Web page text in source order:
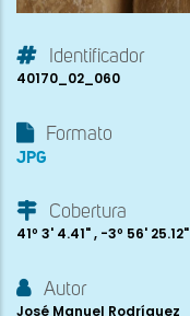
Identificador
40170_02_060
Formato
JPG
Cobertura
41º 3' 4.41" , -3º 56' 25.12"
Autor
José Manuel Rodríguez